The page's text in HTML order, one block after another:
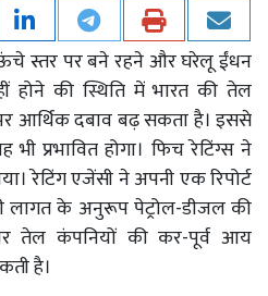
स्तर पर बने रहने और घरेलू ईंधन
होने की स्थिति में भारत की तेल
आर्थिक दबाव बढ़ सकता है। इससे
प्रभावित होगा। फिच रेटिंग्स ने
रेटिंग एजेंसी ने अपनी एक रिपोर्ट
के अनुरूप पेट्रोल-डीजल की
तेल कंपनियों की कर-पूर्व आय
है।